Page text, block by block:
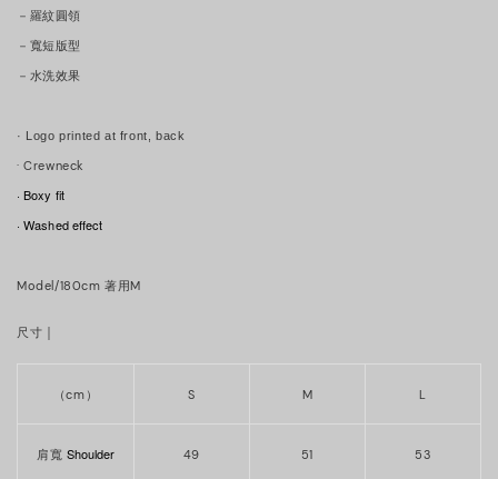
－羅紋圓領
－寬短版型
－水洗效果
· Logo printed at front, back
·Crewneck
· Boxy fit
· Washed effect
Model/180cm 著用M
尺寸 ｜
（cm） S M L
肩寬 Shoulder 49 51 53